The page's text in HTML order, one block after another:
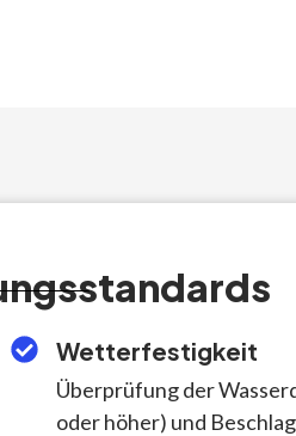
Wetterfestigkeit
Überprüfung der
oder höher) und